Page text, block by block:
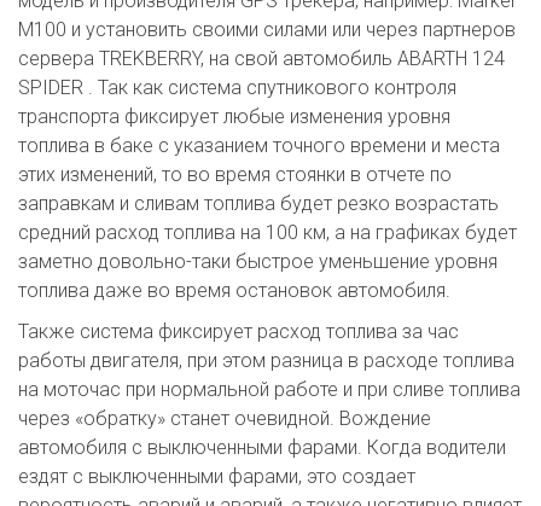
М100 и установить своими силами или через партнеров
сервера TREKBERRY, на свой автомобиль ABARTH 124
SPIDER . Так как система спутникового контроля
транспорта фиксирует любые изменения уровня
топлива в баке с указанием точного времени и места
этих изменений, то во время стоянки в отчете по
заправкам и сливам топлива будет резко возрастать
средний расход топлива на 100 км, а на графиках будет
заметно довольно-таки быстрое уменьшение уровня
топлива даже во время остановок автомобиля.
Также система фиксирует расход топлива за час
работы двигателя, при этом разница в расходе топлива
на моточас при нормальной работе и при сливе топлива
через «обратку» станет очевидной. Вождение
автомобиля с выключенными фарами. Когда водители
ездят с выключенными фарами, это создает